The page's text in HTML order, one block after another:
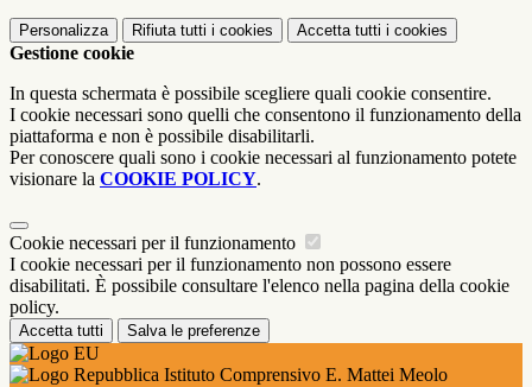
Personalizza Rifiuta tutti i cookies Accetta tutti i cookies
Gestione cookie
In questa schermata è possibile scegliere quali cookie consentire.
I cookie necessari sono quelli che consentono il funzionamento della
piattaforma e non è possibile disabilitarli.
Per conoscere quali sono i cookie necessari al funzionamento potete
visionare la COOKIE POLICY.
Cookie necessari per il funzionamento
I cookie necessari per il funzionamento non possono essere
disabilitati. È possibile consultare l'elenco nella pagina della cookie
policy.
Accetta tutti Salva le preferenze
Istituto Comprensivo E. Mattei Meolo